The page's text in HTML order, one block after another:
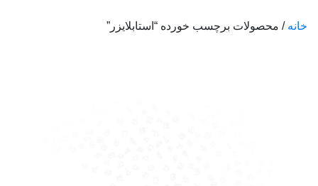
خانه / محصولات برچسب خورده “استابلایزر”